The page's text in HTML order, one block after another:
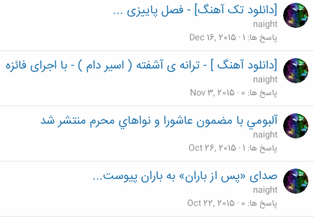
[دانلود تک آهنگ] - فصل پاییزی ...
naight
پاسخ ها 1
Dec 16, 2015
[دانلود آهنگ ] - ترانه ی آشفته ( اسیر دام ) - با اجرای فائزه
naight
پاسخ ها 0
Nov 3, 2015
آلبومي با مضمون عاشورا و نواهاي محرم منتشر شد
naight
پاسخ ها 1
Oct 26, 2015
صدای «پس از باران» به باران پیوست...
naight
پاسخ ها 0
Oct 22, 2015